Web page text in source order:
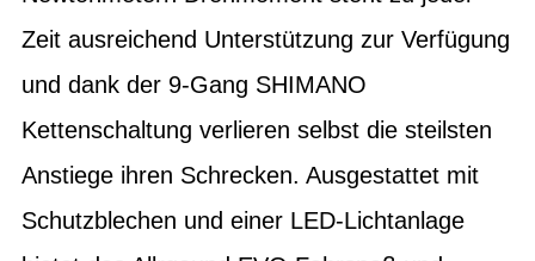
Zeit ausreichend Unterstützung zur Verfügung
und dank der 9-Gang SHIMANO
Kettenschaltung verlieren selbst die steilsten
Anstiege ihren Schrecken. Ausgestattet mit
Schutzblechen und einer LED-Lichtanlage